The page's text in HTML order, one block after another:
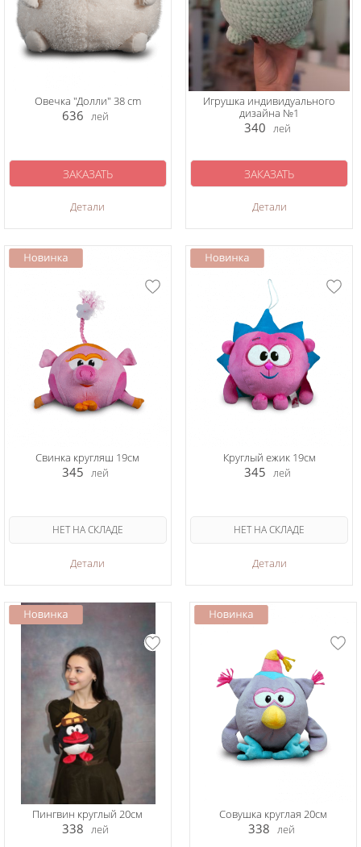
Овечка "Долли" 38 cm
636 лей
Детали
ЗАКАЗАТЬ
Игрушка индивидуального
дизайна №1
340 лей
Детали
ЗАКАЗАТЬ
Свинка кругляш 19см
345 лей
Детали
НЕТ НА СКЛАДЕ
Круглый ежик 19см
345 лей
Детали
НЕТ НА СКЛАДЕ
Пингвин круглый 20см
338 лей
Совушка круглая 20см
338 лей